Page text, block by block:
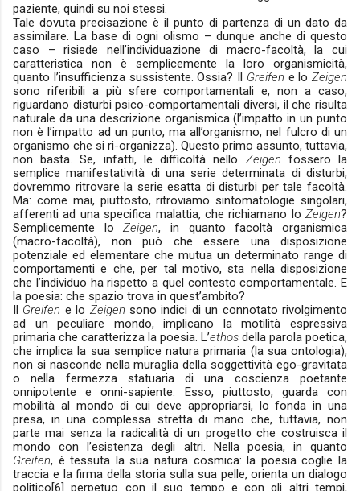
paziente, quindi su noi stessi.
Tale dovuta precisazione è il punto di partenza di un dato da
assimilare. La base di ogni olismo – dunque anche di questo
caso – risiede nell’individuazione di macro-facoltà, la cui
caratteristica non è semplicemente la loro organismicità,
quanto l’insufficienza sussistente. Ossia? Il Greifen e lo Zeigen
sono riferibili a più sfere comportamentali e, non a caso,
riguardano disturbi psico-comportamentali diversi, il che risulta
naturale da una descrizione organismica (l’impatto in un punto
non è l’impatto ad un punto, ma all’organismo, nel fulcro di un
organismo che si ri-organizza). Questo primo assunto, tuttavia,
non basta. Se, infatti, le difficoltà nello Zeigen fossero la
semplice manifestatività di una serie determinata di disturbi,
dovremmo ritrovare la serie esatta di disturbi per tale facoltà.
Ma: come mai, piuttosto, ritroviamo sintomatologie singolari,
afferenti ad una specifica malattia, che richiamano lo Zeigen?
Semplicemente loZeigen, in quanto facoltà organismica
(macro-facoltà), non può che essere una disposizione
potenziale ed elementare che mutua un determinato range di
comportamenti e che, per tal motivo, sta nella disposizione
che l’individuo ha rispetto a quel contesto comportamentale. E
la poesia: che spazio trova in quest’ambito?
Il Greifen e lo Zeigensono indici di un connotato rivolgimento
ad un peculiare mondo, implicano la motilità espressiva
primaria che caratterizza la poesia. L’ethos della parola poetica,
che implica la sua semplice natura primaria (la sua ontologia),
non si nasconde nella muraglia della soggettività ego-gravitata
o nella fermezza statuaria di una coscienza poetante
onnipotente e onni-sapiente. Esso, piuttosto, guarda con
mobilità al mondo di cui deve appropriarsi, lo fonda in una
presa, in una complessa stretta di mano che, tuttavia, non
parte mai senza la radicalità di un progetto che costruisca il
mondo con l’esistenza degli altri. Nella poesia, in quanto
Greifen, è tessuta la sua natura cosmica: la poesia coglie la
traccia e la firma della storia sulla sua pelle, orienta un dialogo
politico[6] perpetuo con il suo tempo e con gli altri tempi,